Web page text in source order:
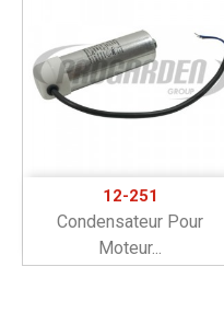
12-251
Condensateur Pour
Moteur...